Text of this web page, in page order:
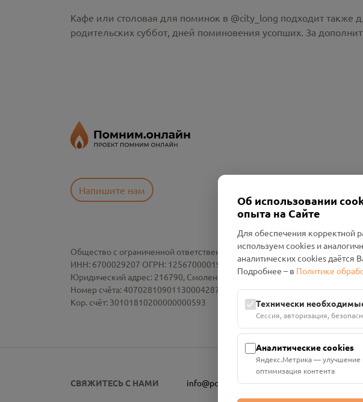
Кафе или столовая для поминок в @city_long подходит
родительских суббот, дней поминовения усопших. За
Напишите нам
Общество с ограниченной ответственностью «Смоленский Проект
ИНН: 6700029207 ОГРН: 1256700001986
Юридический адрес: 216790, Смоленская область, р-н Руднянский, г.
Номер счёта: 40702810901130004287 в АО "АЛЬФА-БАНК"
Кор. счёт: 30101810200000000593
СВЯЖИТЕСЬ С НАМИ info@pomnim.online
Об использовании
опыта на Сайте
Для обеспечения корректной
используем cookies и
аналитических cookies даётся
Подробнее – в Политике
Технически
Сессия, авторизация,
Аналитические cookies
Яндекс.Метрика — улучшение
оптимизация контента